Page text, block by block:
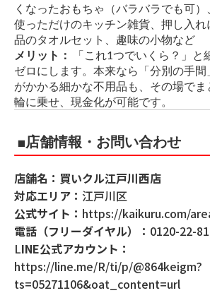
くなったおもちゃ（バラバラでも可
使っただけのキッチン雑貨、押し入
品のタオルセット、趣味の小物など
メリット：
「これ1つでいくら？」と
ゼロにします。本来なら「分別の手間
がかかる細かな不用品も、その場で
輪に乗せ、現金化が可能です。
■店舗情報・お問い合わせ
店舗名：買いクル江戸川西店
対応エリア： 江戸川区
公式サイト： https://kaikuru.com/
電話（フリーダイヤル）： 0120-22-
LINE公式アカウント：
https://line.me/R/ti/p/@864keigm?
ts=05271106&oat_content=url